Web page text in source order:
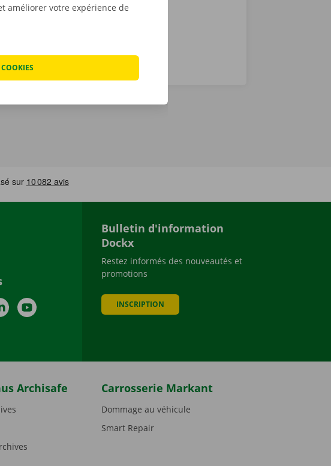
LinkedInYouTube
Bulletin d'information
Dockx
Restez informés des nouveautés et
promotions
INSCRIPTION
Archisafe Carrosserie Markant
Dommage au véhicule
Smart Repair
améliorer votre expérience de